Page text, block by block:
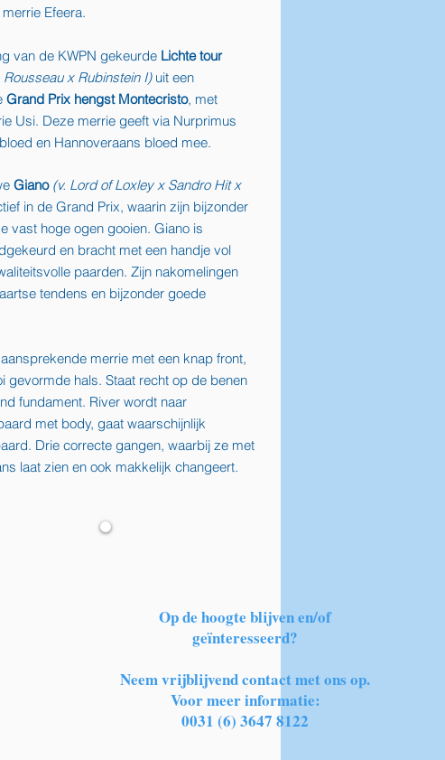
Efeera.
van de KWPN gekeurde Lichte tour
Rousseau x Rubinstein I)uit een
Grand Prix hengst Montecristo, met
Usi. Deze merrie geeft via Nurprimus
en Hannoveraans bloed mee.
Giano (v. Lord of Loxley x Sandro Hit x
in de Grand Prix, waarin zijn bijzonder
vast hoge ogen gooien. Giano is
en bracht met een handje vol
paarden. Zijn nakomelingen
tendens en bijzonder goede
merrie met een knap front,
gevormde hals. Staat recht op de benen
fundament. River wordt naar
met body, gaat waarschijnlijk
Drie correcte gangen, waarbij ze met
laat zien en ook makkelijk changeert.
Op de hoogte blijven en/of
geïnteresseerd?
Neem vrijblijvend contact met ons op.
Voor meer informatie:
0031 (6) 3647 8122